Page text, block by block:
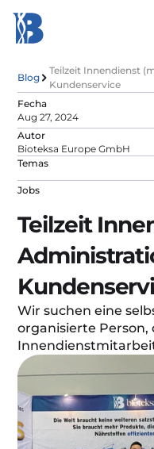
Blog
Teilzeit Innendienst
Kundenservice
Fecha
Aug 27, 2024
Autor
Bioteksa Europe GmbH
Temas
Jobs
Teilzeit
Wir suchen eine
organisierte Person,